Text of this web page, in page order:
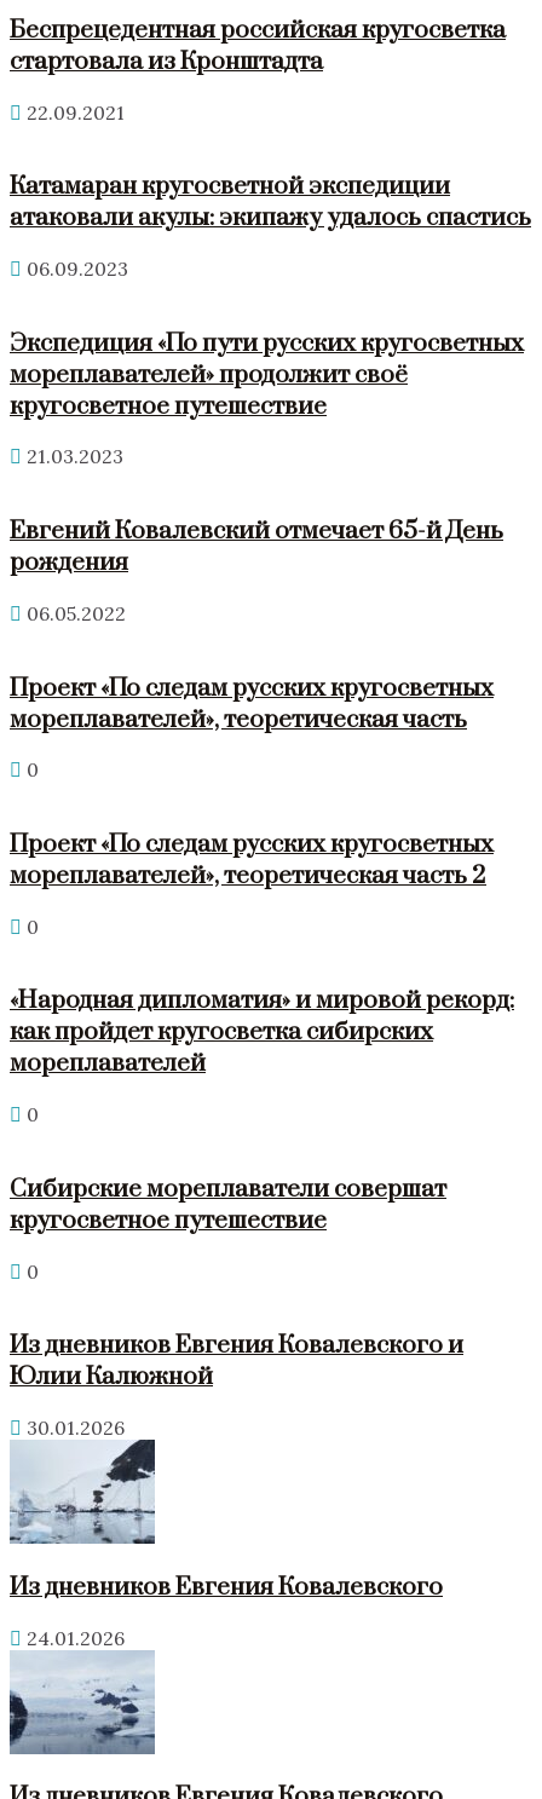
Беспрецедентная российская кругосветка
стартовала из Кронштадта
22.09.2021
Катамаран кругосветной экспедиции
атаковали акулы: экипажу удалось спастись
06.09.2023
Экспедиция «По пути русских кругосветных
мореплавателей» продолжит своё
кругосветное путешествие
21.03.2023
Евгений Ковалевский отмечает 65-й День
рождения
06.05.2022
Проект «По следам русских кругосветных
мореплавателей», теоретическая часть
0
Проект «По следам русских кругосветных
мореплавателей», теоретическая часть 2
0
«Народная дипломатия» и мировой рекорд:
как пройдет кругосветка сибирских
мореплавателей
0
Сибирские мореплаватели совершат
кругосветное путешествие
0
Из дневников Евгения Ковалевского и
Юлии Калюжной
30.01.2026
Из дневников Евгения Ковалевского
24.01.2026